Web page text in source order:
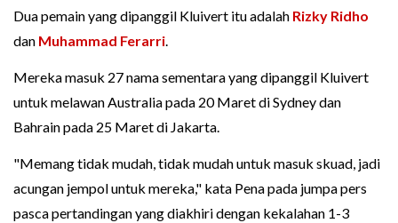
Dua pemain yang dipanggil Kluivert itu adalah Rizky Ridho
dan Muhammad Ferarri.
Mereka masuk 27 nama sementara yang dipanggil Kluivert
untuk melawan Australia pada 20 Maret di Sydney dan
Bahrain pada 25 Maret di Jakarta.
"Memang tidak mudah, tidak mudah untuk masuk skuad, jadi
acungan jempol untuk mereka," kata Pena pada jumpa pers
pasca pertandingan yang diakhiri dengan kekalahan 1-3